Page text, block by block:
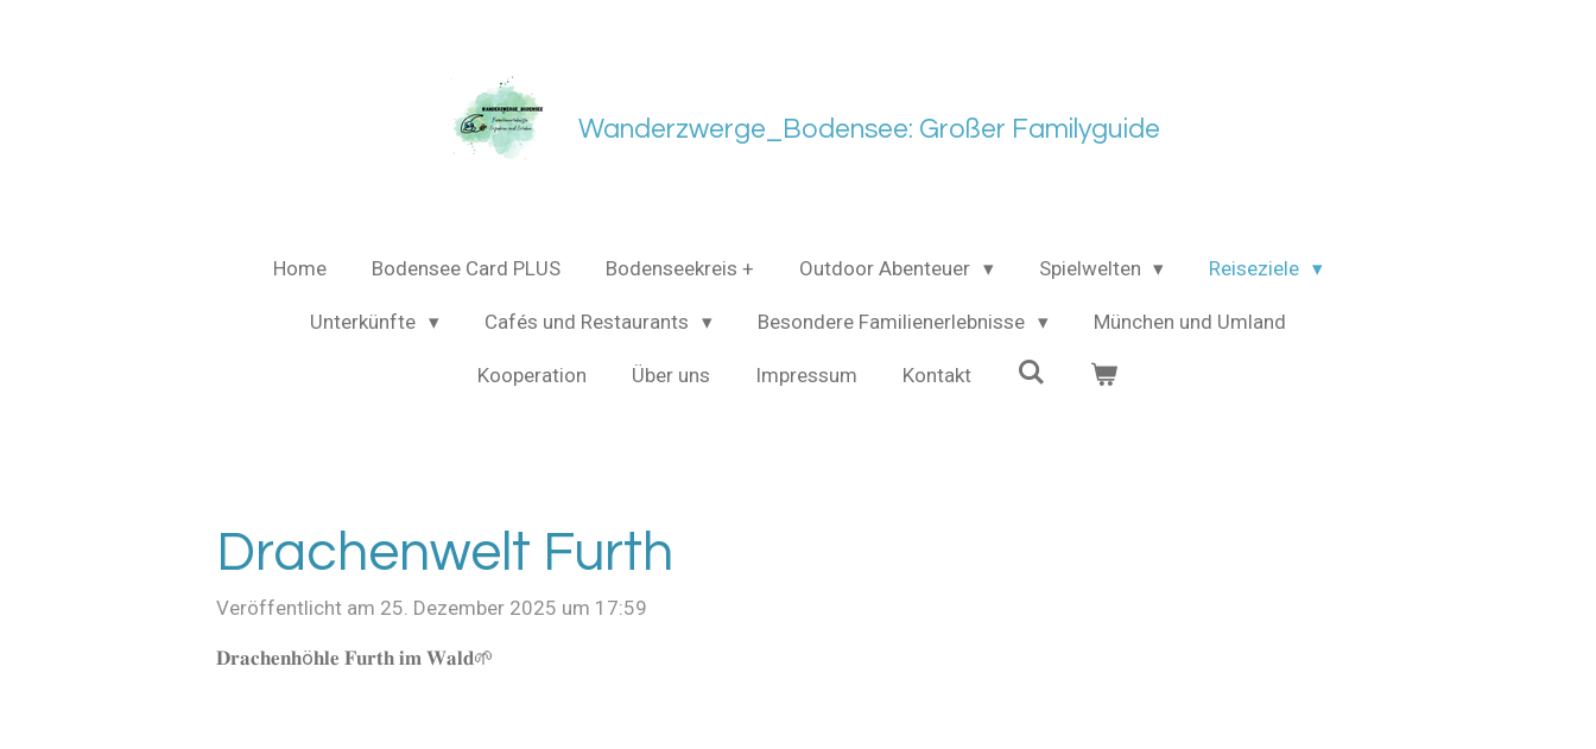
Wanderzwerge_Bodensee: Großer Familyguide
Home Bodensee Card PLUS Bodenseekreis + Outdoor Abenteuer Spielwelten Reiseziele
Unterkünfte Cafés und Restaurants Besondere Familienerlebnisse München und Umland
Kooperation Über uns Impressum Kontakt
Drachenwelt Furth
Veröffentlicht am 25. Dezember 2025 um 17:59
𝐃𝐫𝐚𝐜𝐡𝐞𝐧𝐡ö𝐡𝐥𝐞 𝐅𝐮𝐫𝐭𝐡 𝐢𝐦 𝐖𝐚𝐥𝐝🌱